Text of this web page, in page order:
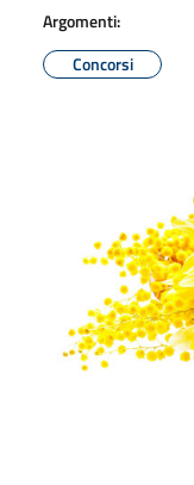
Argomenti:
Concorsi